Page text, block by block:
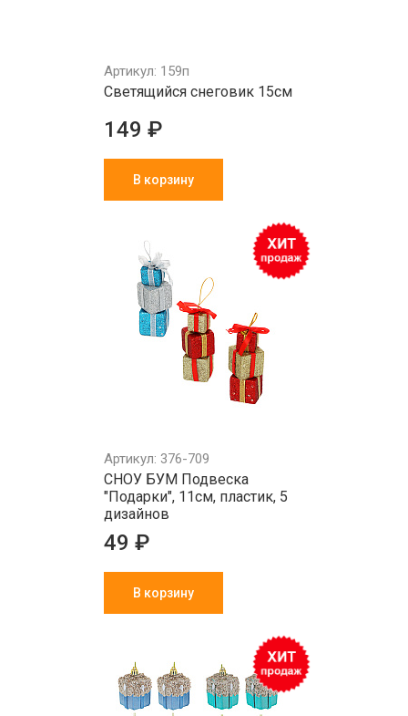
Артикул: 159п
Светящийся снеговик 15см
149 ₽
В корзину
Артикул: 376-709
СНОУ БУМ Подвеска
"Подарки", 11см, пластик, 5
дизайнов
49 ₽
В корзину